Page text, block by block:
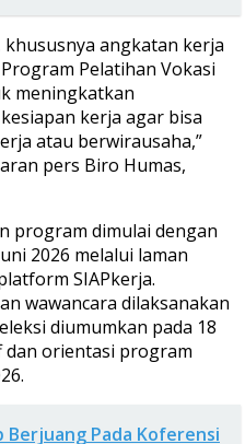
khususnya angkatan kerja
Pelatihan Vokasi
meningkatkan
kerja agar bisa
atau berwirausaha,”
pers Biro Humas,
program dimulai dengan
2026 melalui laman
SIAPkerja.
wawancara dilaksanakan
diumumkan pada 18
dan orientasi program
Berjuang Pada Koferensi